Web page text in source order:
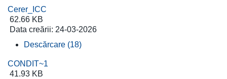
Cerer_ICC
62.66 KB
Data creării: 24-03-2026
Descărcare (18)
CONDIT~1
41.93 KB